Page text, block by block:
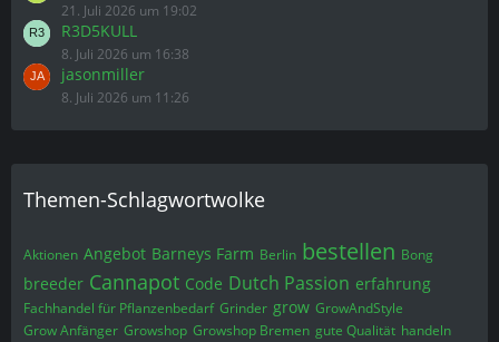
21. Juli 2026 um 19:02
R3D5KULL
8. Juli 2026 um 16:38
jasonmiller
8. Juli 2026 um 11:26
Themen-Schlagwortwolke
Aktionen Angebot Barneys Farm Berlin bestellen Bong
breeder Cannapot Code Dutch Passion erfahrung
Fachhandel für Pflanzenbedarf Grinder grow GrowAndStyle
Grow Anfänger Growshop Growshop Bremen gute Qualität handeln